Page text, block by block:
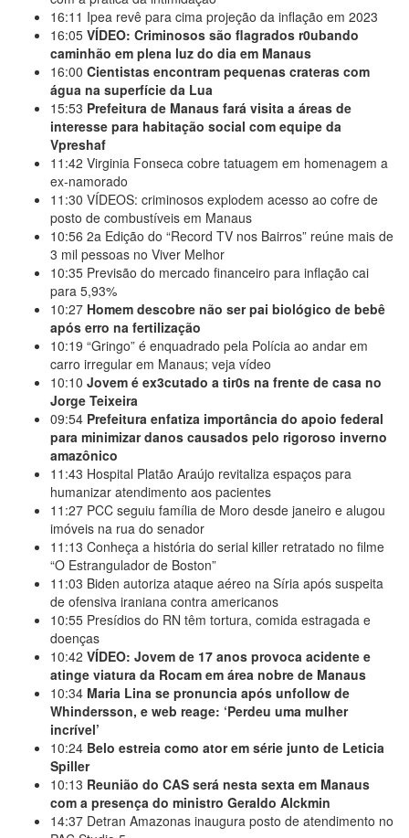
16:11 Ipea revê para cima projeção da inflação em 2023
16:05 VÍDEO: Criminosos são flagrados r0ubando
caminhão em plena luz do dia em Manaus
16:00 Cientistas encontram pequenas crateras com
água na superfície da Lua
15:53 Prefeitura de Manaus fará visita a áreas de
interesse para habitação social com equipe da
Vpreshaf
11:42 Virginia Fonseca cobre tatuagem em homenagem a
ex-namorado
11:30 VÍDEOS: criminosos explodem acesso ao cofre de
posto de combustíveis em Manaus
10:56 2a Edição do “Record TV nos Bairros” reúne mais de
3 mil pessoas no Viver Melhor
10:35 Previsão do mercado financeiro para inflação cai
para 5,93%
10:27 Homem descobre não ser pai biológico de bebê
após erro na fertilização
10:19 “Gringo” é enquadrado pela Polícia ao andar em
carro irregular em Manaus; veja vídeo
10:10 Jovem é ex3cutado a tir0s na frente de casa no
Jorge Teixeira
09:54 Prefeitura enfatiza importância do apoio federal
para minimizar danos causados pelo rigoroso inverno
amazônico
11:43 Hospital Platão Araújo revitaliza espaços para
humanizar atendimento aos pacientes
11:27 PCC seguiu família de Moro desde janeiro e alugou
imóveis na rua do senador
11:13 Conheça a história do serial killer retratado no filme
“O Estrangulador de Boston”
11:03 Biden autoriza ataque aéreo na Síria após suspeita
de ofensiva iraniana contra americanos
10:55 Presídios do RN têm tortura, comida estragada e
doenças
10:42 VÍDEO: Jovem de 17 anos provoca acidente e
atinge viatura da Rocam em área nobre de Manaus
10:34 Maria Lina se pronuncia após unfollow de
Whindersson, e web reage: ‘Perdeu uma mulher
incrível’
10:24 Belo estreia como ator em série junto de Leticia
Spiller
10:13 Reunião do CAS será nesta sexta em Manaus
com a presença do ministro Geraldo Alckmin
14:37 Detran Amazonas inaugura posto de atendimento no